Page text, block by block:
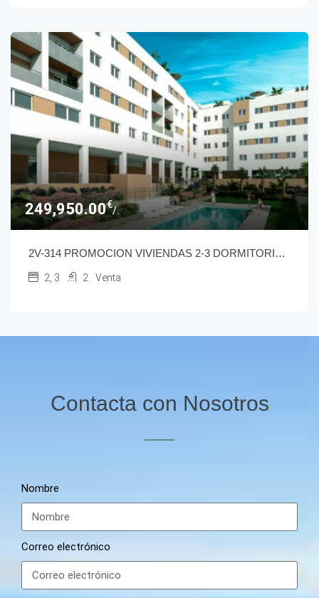
249,950.00€
/.
2V-314 PROMOCION VIVIENDAS 2-3 DORMITORIOS EN VELEZ MALAGA
2, 3 2 Venta
Contacta con Nosotros
Nombre
Correo electrónico